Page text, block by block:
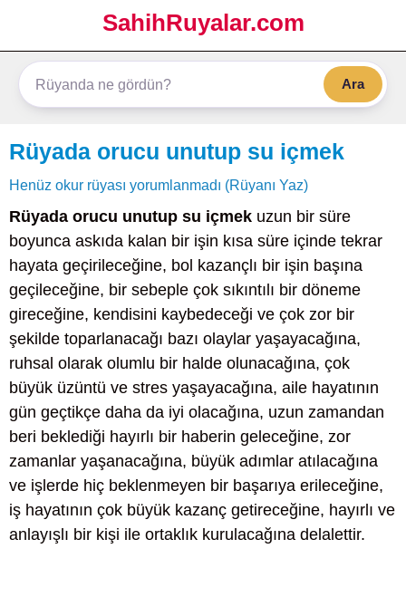
SahihRuyalar.com
Ara
Rüyada orucu unutup su içmek
Henüz okur rüyası yorumlanmadı (Rüyanı Yaz)
Rüyada orucu unutup su içmek uzun bir süre
boyunca askıda kalan bir işin kısa süre içinde tekrar
hayata geçirileceğine, bol kazançlı bir işin başına
geçileceğine, bir sebeple çok sıkıntılı bir döneme
gireceğine, kendisini kaybedeceği ve çok zor bir
şekilde toparlanacağı bazı olaylar yaşayacağına,
ruhsal olarak olumlu bir halde olunacağına, çok
büyük üzüntü ve stres yaşayacağına, aile hayatının
gün geçtikçe daha da iyi olacağına, uzun zamandan
beri beklediği hayırlı bir haberin geleceğine, zor
zamanlar yaşanacağına, büyük adımlar atılacağına
ve işlerde hiç beklenmeyen bir başarıya erileceğine,
iş hayatının çok büyük kazanç getireceğine, hayırlı ve
anlayışlı bir kişi ile ortaklık kurulacağına delalettir.